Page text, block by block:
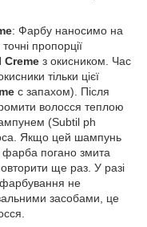
: Фарбу наносимо на
пропорції
Creme з окисником. Час
тільки цієї
с запахом). Після
волосся теплою
(Subtil ph
Якщо цей шампунь
фарба погано змита
ще раз. У разі
фарбування не
засобами, це